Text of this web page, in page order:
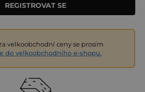
REGISTROVAT SE
velkoobchodní ceny se prosím
do velkoobchodního e-shopu.